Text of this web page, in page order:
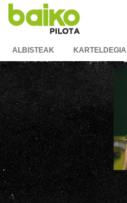
ALBISTEAK KARTELDEGIA